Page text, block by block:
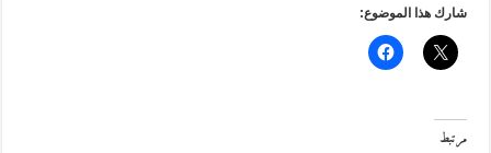
شارك هذا الموضوع:
مرتبط